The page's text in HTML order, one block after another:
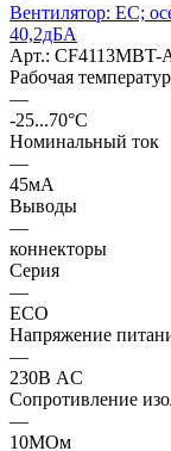
Вентилятор: EC;
40,2дБА
Арт.: CF4113MBT-
Рабочая
—
-25...70°C
Номинальный ток
—
45мА
Выводы
—
коннекторы
Серия
—
ECO
Напряжение
—
230В AC
Сопротивление
—
10МОм